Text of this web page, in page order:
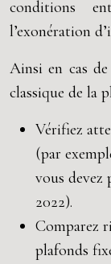
conditions
l’exonération
Ainsi en cas
classique de la
Vérifiez
(par
vous devez
2022).
Comparez
plafonds